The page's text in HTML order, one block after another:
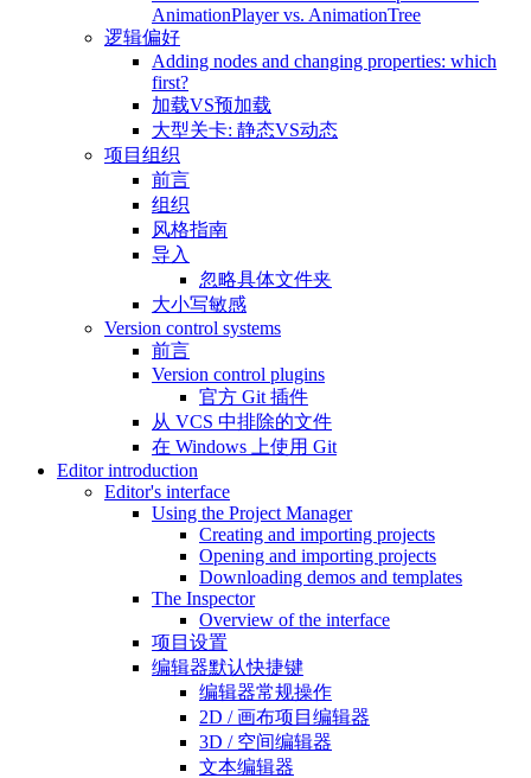
AnimationPlayer vs. AnimationTree
逻辑偏好
Adding nodes and changing properties: which
first?
加载VS预加载
大型关卡: 静态VS动态
项目组织
前言
组织
风格指南
导入
忽略具体文件夹
大小写敏感
Version control systems
前言
Version control plugins
官方 Git 插件
从 VCS 中排除的文件
在 Windows 上使用 Git
Editor introduction
Editor's interface
Using the Project Manager
Creating and importing projects
Opening and importing projects
Downloading demos and templates
The Inspector
Overview of the interface
项目设置
编辑器默认快捷键
编辑器常规操作
2D / 画布项目编辑器
3D / 空间编辑器
文本编辑器